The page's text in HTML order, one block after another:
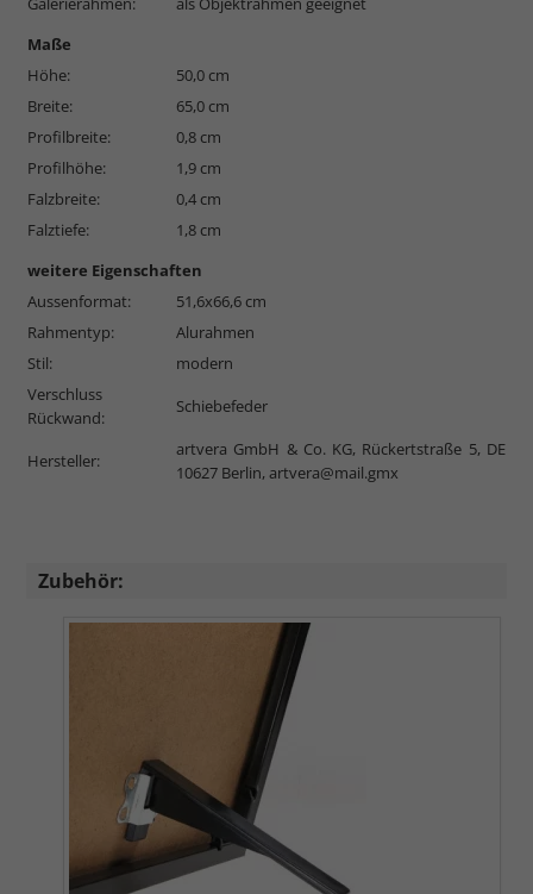
Maße
Höhe:
50,0 cm
Breite:
65,0 cm
Profilbreite:
0,8 cm
Profilhöhe:
1,9 cm
Falzbreite:
0,4 cm
Falztiefe:
1,8 cm
weitere Eigenschaften
Aussenformat:
51,6x66,6 cm
Rahmentyp:
Alurahmen
Stil:
modern
Verschluss
Rückwand:
Schiebefeder
Hersteller:
artvera GmbH & Co. KG, Rückertstraße 5, DE
10627 Berlin,artvera@mail.gmx
Zubehör: